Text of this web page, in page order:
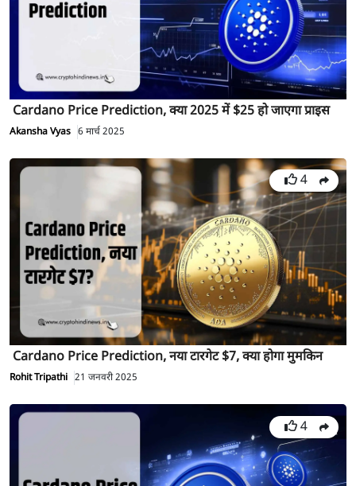
Cardano Price Prediction, क्या 2025 में $25 हो जाएगा प्राइस
Akansha Vyas 6 मार्च 2025
4
Cardano Price Prediction, नया टारगेट $7, क्या होगा मुमकिन
Rohit Tripathi 21 जनवरी 2025
4